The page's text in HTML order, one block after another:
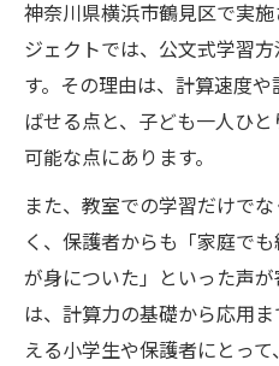
神奈川県横浜市鶴見区で実
ジェクトでは、公文式学習
す。その理由は、計算速度
ばせる点と、子ども一人ひ
可能な点にあります。
また、教室での学習だけで
く、保護者からも「家庭で
が身についた」といった声
は、計算力の基礎から応用
える小学生や保護者にとっ